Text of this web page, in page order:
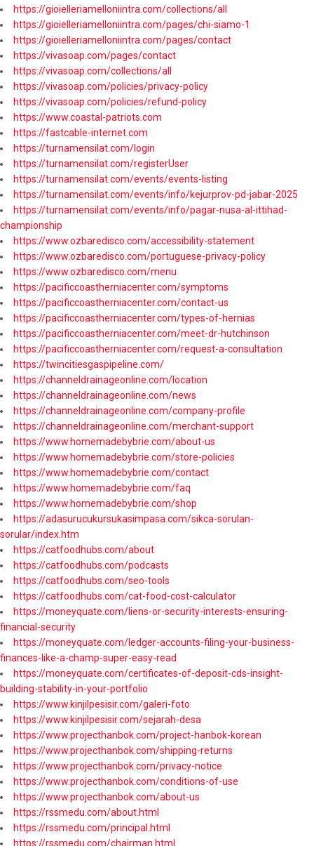
https://gioielleriamelloniintra.com/collections/all
https://gioielleriamelloniintra.com/pages/chi-siamo-1
https://gioielleriamelloniintra.com/pages/contact
https://vivasoap.com/pages/contact
https://vivasoap.com/collections/all
https://vivasoap.com/policies/privacy-policy
https://vivasoap.com/policies/refund-policy
https://www.coastal-patriots.com
https://fastcable-internet.com
https://turnamensilat.com/login
https://turnamensilat.com/registerUser
https://turnamensilat.com/events/events-listing
https://turnamensilat.com/events/info/kejurprov-pd-jabar-2025
https://turnamensilat.com/events/info/pagar-nusa-al-ittihad-
championship
https://www.ozbaredisco.com/accessibility-statement
https://www.ozbaredisco.com/portuguese-privacy-policy
https://www.ozbaredisco.com/menu
https://pacificcoastherniacenter.com/symptoms
https://pacificcoastherniacenter.com/contact-us
https://pacificcoastherniacenter.com/types-of-hernias
https://pacificcoastherniacenter.com/meet-dr-hutchinson
https://pacificcoastherniacenter.com/request-a-consultation
https://twincitiesgaspipeline.com/
https://channeldrainageonline.com/location
https://channeldrainageonline.com/news
https://channeldrainageonline.com/company-profile
https://channeldrainageonline.com/merchant-support
https://www.homemadebybrie.com/about-us
https://www.homemadebybrie.com/store-policies
https://www.homemadebybrie.com/contact
https://www.homemadebybrie.com/faq
https://www.homemadebybrie.com/shop
https://adasurucukursukasimpasa.com/sikca-sorulan-
sorular/index.htm
https://catfoodhubs.com/about
https://catfoodhubs.com/podcasts
https://catfoodhubs.com/seo-tools
https://catfoodhubs.com/cat-food-cost-calculator
https://moneyquate.com/liens-or-security-interests-ensuring-
financial-security
https://moneyquate.com/ledger-accounts-filing-your-business-
finances-like-a-champ-super-easy-read
https://moneyquate.com/certificates-of-deposit-cds-insight-
building-stability-in-your-portfolio
https://www.kinjilpesisir.com/galeri-foto
https://www.kinjilpesisir.com/sejarah-desa
https://www.projecthanbok.com/project-hanbok-korean
https://www.projecthanbok.com/shipping-returns
https://www.projecthanbok.com/privacy-notice
https://www.projecthanbok.com/conditions-of-use
https://www.projecthanbok.com/about-us
https://rssmedu.com/about.html
https://rssmedu.com/principal.html
https://rssmedu.com/chairman.html